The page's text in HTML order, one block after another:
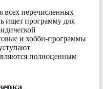
всех перечисленных
ищет программу для
и хобби-программы
полноценным